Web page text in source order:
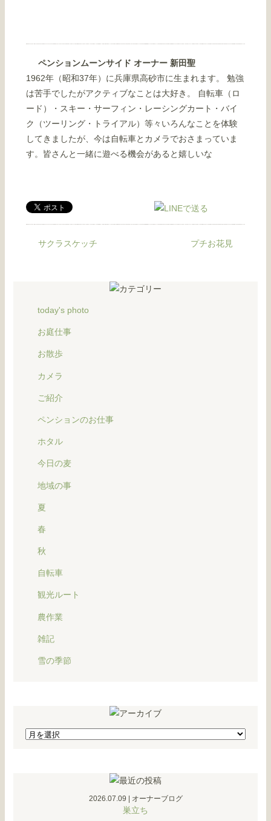
ペンションムーンサイド オーナー 新田聖
1962年（昭和37年）に兵庫県高砂市に生まれます。 勉強
は苦手でしたがアクティブなことは大好き。 自転車（ロ
ード）・スキー・サーフィン・レーシングカート・バイ
ク（ツーリング・トライアル）等々いろんなことを体験
してきましたが、今は自転車とカメラでおさまっていま
す。皆さんと一緒に遊べる機会があると嬉しいな
サクラスケッチ プチお花見
today's photo
お庭仕事
お散歩
カメラ
ご紹介
ペンションのお仕事
ホタル
今日の麦
地域の事
夏
春
秋
自転車
観光ルート
農作業
雑記
雪の季節
2026.07.09 オーナーブログ
巣立ち